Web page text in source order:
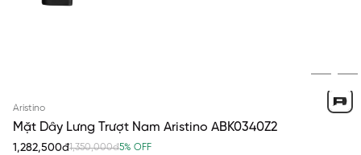
Aristino
Mặt Dây Lưng Trượt Nam Aristino ABK0340Z2
1,282,500đ1,350,000đ5% OFF